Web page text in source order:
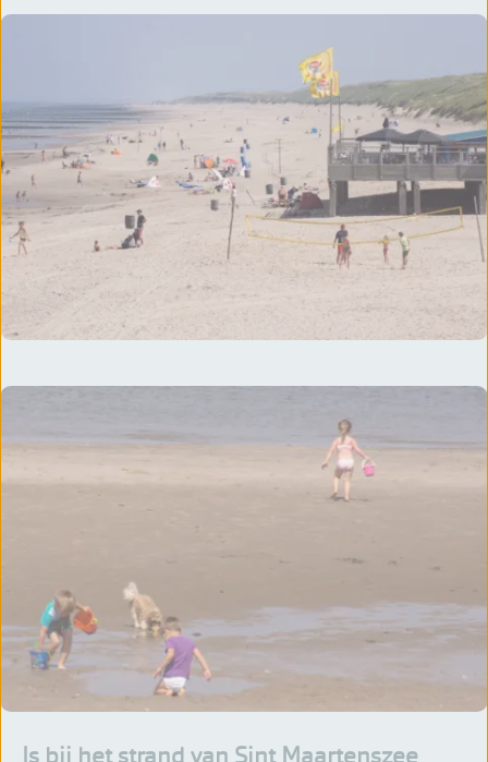
Is bij het strand van Sint Maartenszee